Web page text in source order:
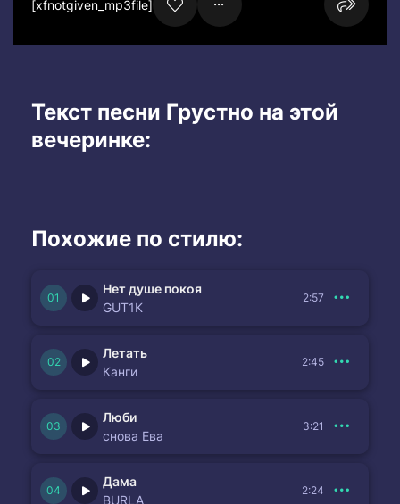
[xfnotgiven_mp3file]
Текст песни Грустно на этой
вечеринке:
Похожие по стилю:
Нет душе покоя
GUT1K
2:57
Летать
Канги
2:45
Люби
снова Ева
3:21
Дама
BURLA
2:24